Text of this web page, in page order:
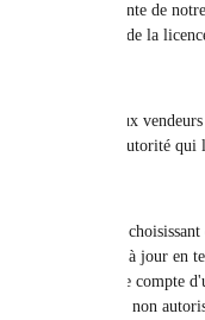
personnels vendus sur le
Le contenu affiché sur ce
Certains services et
services ou
responsabilité de
compte incombe à toutes